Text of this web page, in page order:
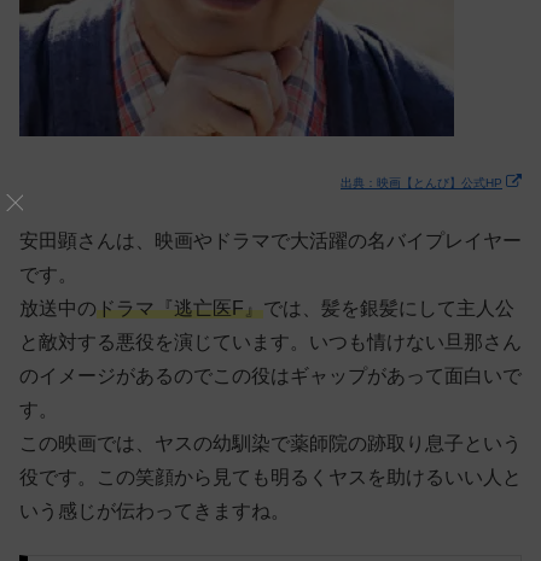
出典：映画【とんび】公式HP
安田顕さんは、映画やドラマで大活躍の名バイプレイヤー
です。
放送中のドラマ『逃亡医F』では、髪を銀髪にして主人公
と敵対する悪役を演じています。いつも情けない旦那さん
のイメージがあるのでこの役はギャップがあって面白いで
す。
この映画では、ヤスの幼馴染で薬師院の跡取り息子という
役です。この笑顔から見ても明るくヤスを助けるいい人と
いう感じが伝わってきますね。